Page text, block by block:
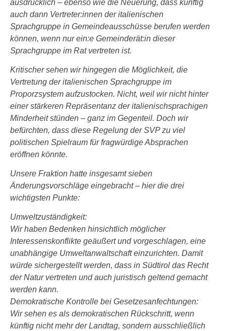
ausdrücklich – ebenso wie die Neuerung, dass künftig
auch dann Vertreter:innen der italienischen
Sprachgruppe in Gemeindeausschüsse berufen werden
können, wenn nur ein:e Gemeinderät:in dieser
Sprachgruppe im Rat vertreten ist.
Kritischer sehen wir hingegen die Möglichkeit, die
Vertretung der italienischen Sprachgruppe im
Proporzsystem aufzustocken. Nicht, weil wir nicht hinter
einer stärkeren Repräsentanz der italienischsprachigen
Minderheit stünden – ganz im Gegenteil. Doch wir
befürchten, dass diese Regelung der SVP zu viel
politischen Spielraum für fragwürdige Absprachen
eröffnen könnte.
Unsere Fraktion hatte insgesamt sieben
Änderungsvorschläge eingebracht – hier die drei
wichtigsten Punkte:
Umweltzuständigkeit:
Wir haben Bedenken hinsichtlich möglicher
Interessenskonflikte geäußert und vorgeschlagen, eine
unabhängige Umweltanwaltschaft einzurichten. Damit
würde sichergestellt werden, dass in Südtirol das Recht
der Natur vertreten und auch juristisch geltend gemacht
werden kann.
Demokratische Kontrolle bei Gesetzesanfechtungen:
Wir sehen es als demokratischen Rückschritt, wenn
künftig nicht mehr der Landtag, sondern ausschließlich